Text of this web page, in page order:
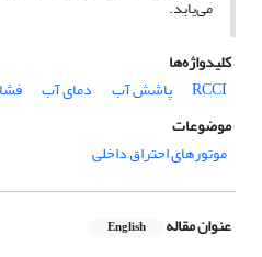
می‌یابد.
کلیدواژه‌ها
RCCI
پاشش آب دمای آب
موضوعات
موتورهای احتراق داخلی
عنوان مقاله English